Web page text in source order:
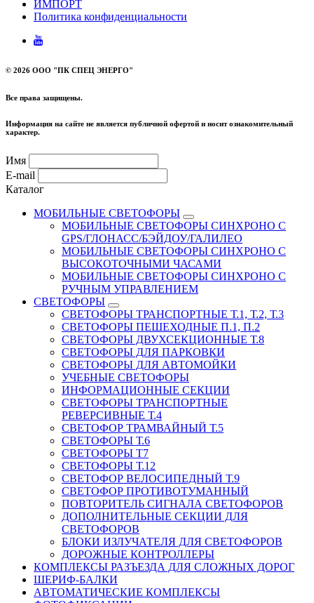
ИМПОРТ
Политика конфиденциальности
© 2026 ООО "ПК СПЕЦ ЭНЕРГО"
Все права защищены.
Информация на сайте не является публичной офертой и носит ознакомительный
характер.
Имя
E-mail
Каталог
МОБИЛЬНЫЕ СВЕТОФОРЫ
МОБИЛЬНЫЕ СВЕТОФОРЫ СИНХРОНО С
GPS/ГЛОНАСС/БЭЙДОУ/ГАЛИЛЕО
МОБИЛЬНЫЕ СВЕТОФОРЫ СИНХРОНО С
ВЫСОКОТОЧНЫМИ ЧАСАМИ
МОБИЛЬНЫЕ СВЕТОФОРЫ СИНХРОНО С
РУЧНЫМ УПРАВЛЕНИЕМ
СВЕТОФОРЫ
СВЕТОФОРЫ ТРАНСПОРТНЫЕ Т.1, Т.2, Т.3
СВЕТОФОРЫ ПЕШЕХОДНЫЕ П.1, П.2
СВЕТОФОРЫ ДВУХСЕКЦИОННЫЕ Т.8
СВЕТОФОРЫ ДЛЯ ПАРКОВКИ
СВЕТОФОРЫ ДЛЯ АВТОМОЙКИ
УЧЕБНЫЕ СВЕТОФОРЫ
ИНФОРМАЦИОННЫЕ СЕКЦИИ
СВЕТОФОРЫ ТРАНСПОРТНЫЕ
РЕВЕРСИВНЫЕ Т.4
СВЕТОФОР ТРАМВАЙНЫЙ Т.5
СВЕТОФОРЫ Т.6
СВЕТОФОРЫ Т7
СВЕТОФОРЫ Т.12
СВЕТОФОР ВЕЛОСИПЕДНЫЙ Т.9
СВЕТОФОР ПРОТИВОТУМАННЫЙ
ПОВТОРИТЕЛЬ СИГНАЛА СВЕТОФОРОВ
ДОПОЛНИТЕЛЬНЫЕ СЕКЦИИ ДЛЯ
СВЕТОФОРОВ
БЛОКИ ИЗЛУЧАТЕЛЯ ДЛЯ СВЕТОФОРОВ
ДОРОЖНЫЕ КОНТРОЛЛЕРЫ
КОМПЛЕКСЫ РАЗЪЕЗДА ДЛЯ СЛОЖНЫХ ДОРОГ
ШЕРИФ-БАЛКИ
АВТОМАТИЧЕСКИЕ КОМПЛЕКСЫ